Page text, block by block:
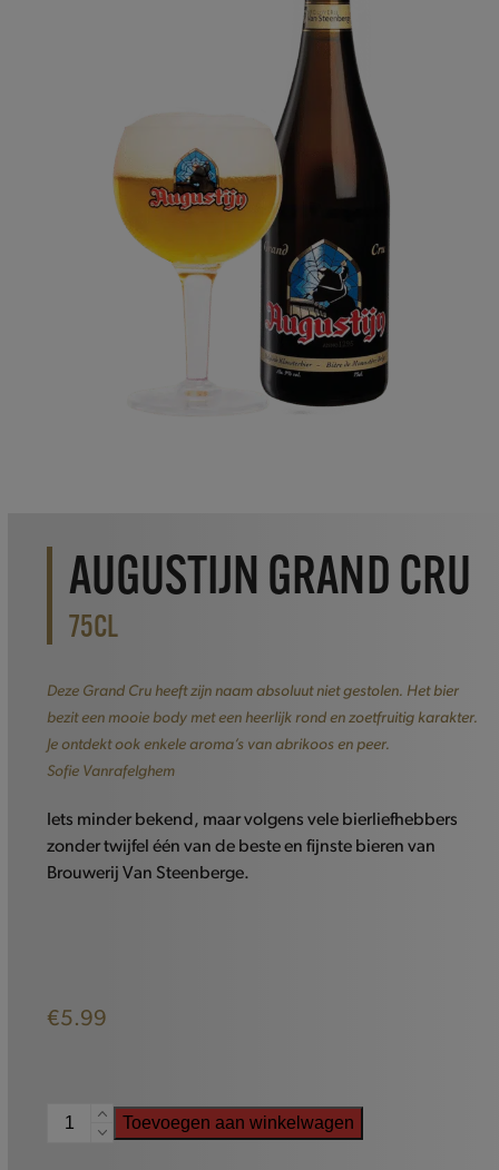
AUGUSTIJN GRAND CRU
75CL
Deze Grand Cru heeft zijn naam absoluut niet gestolen. Het bier
bezit een mooie body met een heerlijk rond en zoetfruitig karakter.
Je ontdekt ook enkele aroma’s van abrikoos en peer.
Sofie Vanrafelghem
Iets minder bekend, maar volgens vele bierliefhebbers
zonder twijfel één van de beste en fijnste bieren van
Brouwerij Van Steenberge.
€5.99
Augustijn
Toevoegen aan winkelwagen